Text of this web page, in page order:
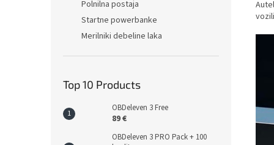
Polnilna postaja
Startne powerbanke
Merilniki debeline laka
Top 10 Products
OBDeleven 3 Free
89 €
OBDeleven 3 PRO Pack + 100